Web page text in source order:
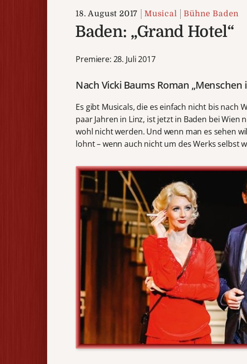
18. August 2017 Musical Bühne Baden
Baden: „Grand Hotel“
Premiere: 28. Juli 2017
Nach Vicki Baums Roman „Menschen
Es gibt Musicals, die es einfach nicht bis nach
paar Jahren in Linz, ist jetzt in Baden bei
wohl nicht werden. Und wenn man es sehen
lohnt – wenn auch nicht um des Werks selbst